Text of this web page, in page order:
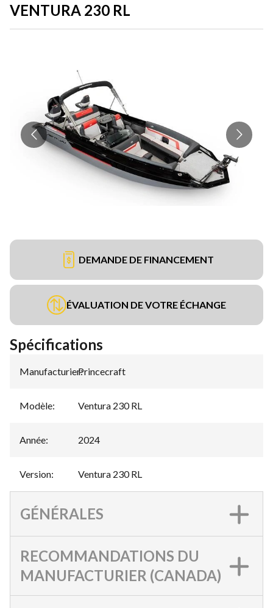
VENTURA 230 RL
DEMANDE DE FINANCEMENT
ÉVALUATION DE VOTRE ÉCHANGE
Spécifications
Manufacturier:
Princecraft
Modèle: Ventura 230 RL
Année: 2024
Version: Ventura 230 RL
GÉNÉRALES
RECOMMANDATIONS DU
MANUFACTURIER (CANADA)